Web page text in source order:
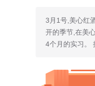
3月1号,美心红
开的季节,在美
4个月的实习。